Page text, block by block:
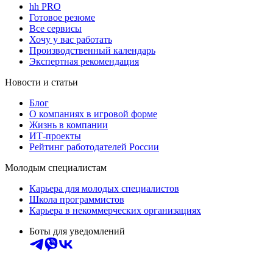
hh PRO
Готовое резюме
Все сервисы
Хочу у вас работать
Производственный календарь
Экспертная рекомендация
Новости и статьи
Блог
О компаниях в игровой форме
Жизнь в компании
ИТ-проекты
Рейтинг работодателей России
Молодым специалистам
Карьера для молодых специалистов
Школа программистов
Карьера в некоммерческих организациях
Боты для уведомлений